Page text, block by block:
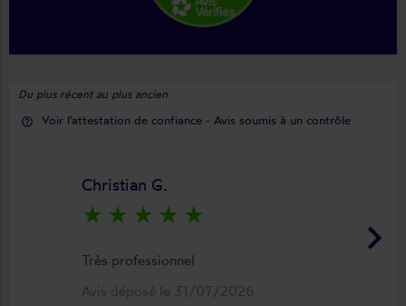
Du plus récent au plus ancien
help_outline Voir l'attestation de confiance - Avis soumis à un contrôle
keyboard_arrow_right
Christian G.
star_rate star_rate star_rate star_rate star_rate
Très professionnel
Avis déposé le 31/07/2026